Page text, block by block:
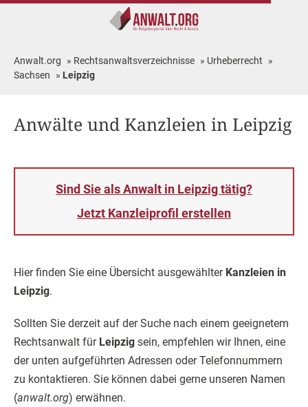
Anwälte und Kanzleien in Leipzig
Anwalt.org » Rechtsanwaltsverzeichnisse » Urheberrecht
»
Sachsen
» Leipzig
Sind Sie als Anwalt in Leipzig tätig?
Jetzt Kanzleiprofil erstellen
Hier finden Sie eine Übersicht ausgewählter Kanzleien in
Leipzig.
Sollten Sie derzeit auf der Suche nach einem geeignetem
Rechtsanwalt für Leipzig sein, empfehlen wir Ihnen, eine
der unten aufgeführten Adressen oder Telefonnummern
zu kontaktieren. Sie können dabei gerne unseren Namen
(anwalt.org) erwähnen.